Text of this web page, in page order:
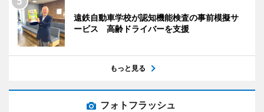
遠鉄自動車学校が認知機能検査の事前模擬サ
ービス 高齢ドライバーを支援
もっと見る
フォトフラッシュ